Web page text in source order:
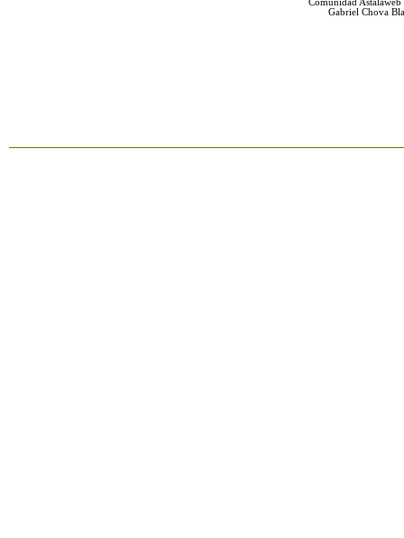
Comunidad
Gabriel Chova